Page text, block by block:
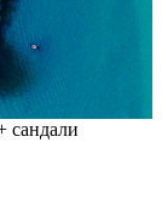
сандали